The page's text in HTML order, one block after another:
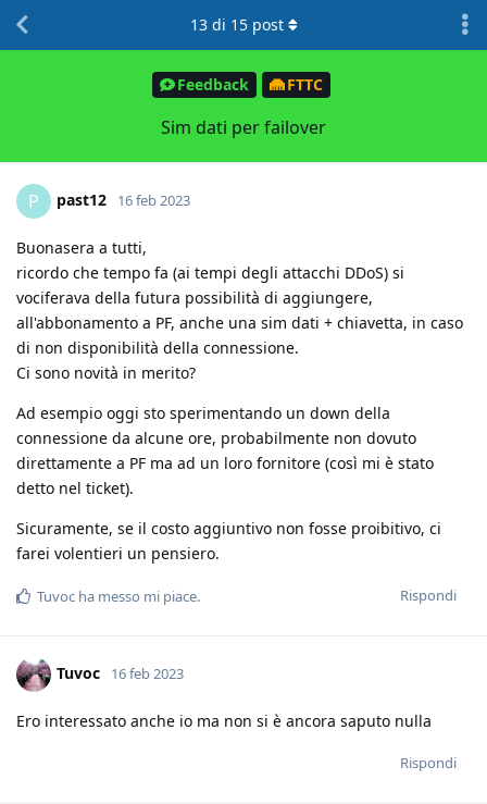
Feedback FTTC
Sim dati per failover
13di 15post
P past12 16 feb 2023
Buonasera a tutti,
ricordo che tempo fa (ai tempi degli attacchi DDoS) si
vociferava della futura possibilità di aggiungere,
all'abbonamento a PF, anche una sim dati + chiavetta, in caso
di non disponibilità della connessione.
Ci sono novità in merito?
Ad esempio oggi sto sperimentando un down della
connessione da alcune ore, probabilmente non dovuto
direttamente a PF ma ad un loro fornitore (così mi è stato
detto nel ticket).
Sicuramente, se il costo aggiuntivo non fosse proibitivo, ci
farei volentieri un pensiero.
Rispondi
Tuvoc ha messo mi piace.
Tuvoc 16 feb 2023
Ero interessato anche io ma non si è ancora saputo nulla
Rispondi